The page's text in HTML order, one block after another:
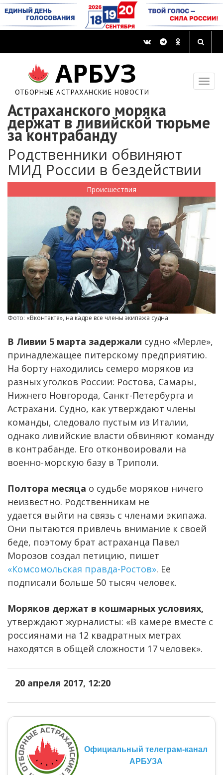
АРБУЗ
ОТБОРНЫЕ АСТРАХАНСКИЕ НОВОСТИ
Астраханского моряка
держат в ливийской тюрьме
за контрабанду
Родственники обвиняют
МИД России в бездействии
Происшествия
Фото: «Вконтакте», на кадре все члены экипажа судна
В Ливии 5 марта задержали судно «Мерле»,
принадлежащее питерскому предприятию.
На борту находились семеро моряков из
разных уголков России: Ростова, Самары,
Нижнего Новгорода, Санкт-Петербурга и
Астрахани. Судно, как утверждают члены
команды, следовало пустым из Италии,
однако ливийские власти обвиняют команду
в контрабанде. Его отконвоировали на
военно-морскую базу в Триполи.
Полтора месяца о судьбе моряков ничего
неизвестно. Родственникам не
удается выйти на связь с членами экипажа.
Они пытаются привлечь внимание к своей
беде, поэтому брат астраханца Павел
Морозов создал петицию, пишет
«Комсомольская правда-Ростов». Ее
подписали больше 50 тысяч человек.
Моряков держат в кошмарных условиях,
утверждают журналисты: «В камере вместе с
россиянами на 12 квадратных метрах
находятся в общей сложности 17 человек».
20 апреля 2017, 12:20
Официальный телеграм-канал
АРБУЗА